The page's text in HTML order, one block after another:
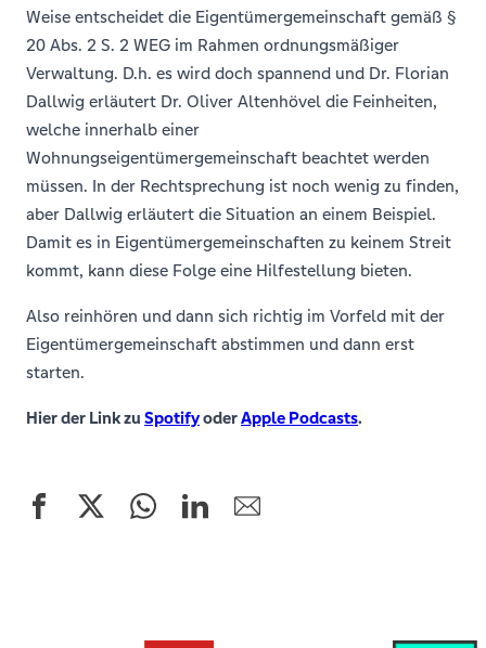
Weise entscheidet die Eigentümergemeinschaft gemäß §
20 Abs. 2 S. 2 WEG im Rahmen ordnungsmäßiger
Verwaltung. D.h. es wird doch spannend und Dr. Florian
Dallwig erläutert Dr. Oliver Altenhövel die Feinheiten,
welche innerhalb einer
Wohnungseigentümergemeinschaft beachtet werden
müssen. In der Rechtsprechung ist noch wenig zu finden,
aber Dallwig erläutert die Situation an einem Beispiel.
Damit es in Eigentümergemeinschaften zu keinem Streit
kommt, kann diese Folge eine Hilfestellung bieten.
Also reinhören und dann sich richtig im Vorfeld mit der
Eigentümergemeinschaft abstimmen und dann erst
starten.
Hier der Link zu SpotifyoderApple Podcasts.